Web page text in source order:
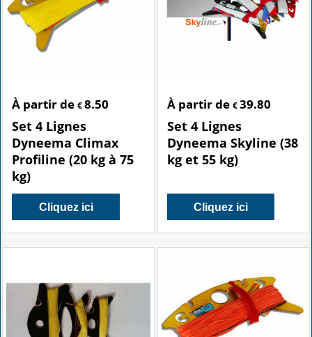
À partir de € 8.50
Set 4 Lignes
Dyneema Climax
Profiline (20 kg à 75
kg)
Cliquez ici
À partir de €39.80
Set 4 Lignes
Dyneema Skyline (38
kg et 55 kg)
Cliquez ici